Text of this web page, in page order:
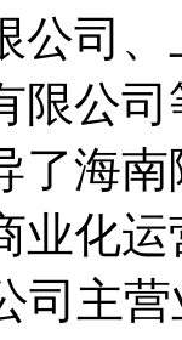
公司
限公
了海
业化
司主